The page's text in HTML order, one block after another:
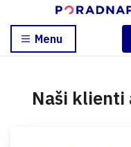
Menu
Naši klienti